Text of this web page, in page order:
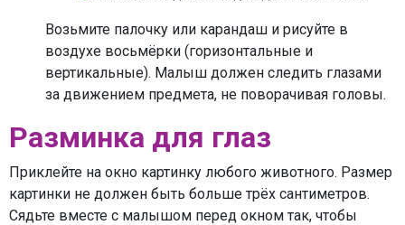
Возьмите палочку или карандаш и рисуйте в
воздухе восьмёрки (горизонтальные и
вертикальные). Малыш должен следить глазами
за движением предмета, не поворачивая головы.
Разминка для глаз
Приклейте на окно картинку любого животного. Размер
картинки не должен быть больше трёх сантиметров.
Сядьте вместе с малышом перед окном так, чтобы